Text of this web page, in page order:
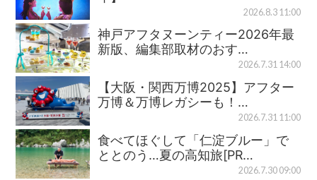
2026.8.3 11:00
神戸アフタヌーンティー2026年最
新版、編集部取材のおす…
2026.7.31 14:00
【大阪・関西万博2025】アフター
万博＆万博レガシーも！…
2026.7.31 11:00
食べてほぐして「仁淀ブルー」で
ととのう…夏の高知旅[PR…
2026.7.30 09:00